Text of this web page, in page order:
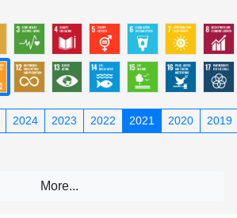
2024 2023 2022 2021 2020 2019